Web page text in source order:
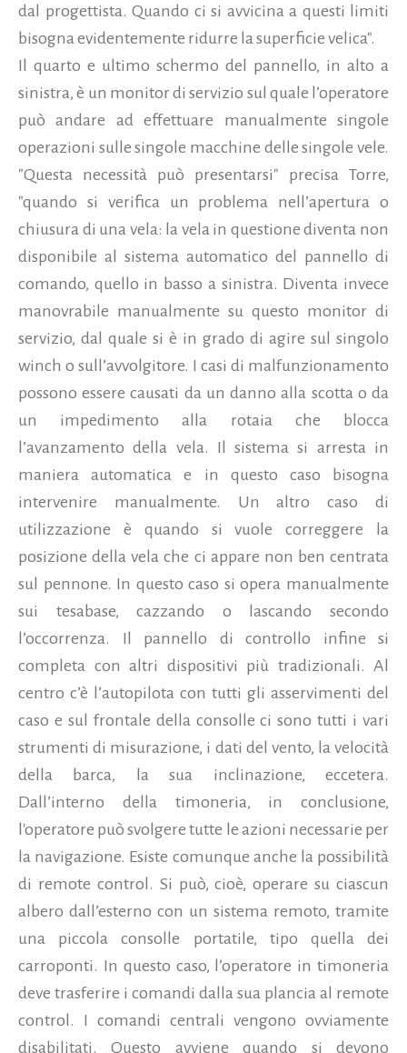
dal progettista. Quando ci si avvicina a questi limiti
bisogna evidentemente ridurre la superficie velica".
Il quarto e ultimo schermo del pannello, in alto a
sinistra, è un monitor di servizio sul quale l’operatore
può andare ad effettuare manualmente singole
operazioni sulle singole macchine delle singole vele.
"Questa necessità può presentarsi" precisa Torre,
"quando si verifica un problema nell’apertura o
chiusura di una vela: la vela in questione diventa non
disponibile al sistema automatico del pannello di
comando, quello in basso a sinistra. Diventa invece
manovrabile manualmente su questo monitor di
servizio, dal quale si è in grado di agire sul singolo
winch o sull’avvolgitore. I casi di malfunzionamento
possono essere causati da un danno alla scotta o da
un impedimento alla rotaia che blocca
l’avanzamento della vela. Il sistema si arresta in
maniera automatica e in questo caso bisogna
intervenire manualmente. Un altro caso di
utilizzazione è quando si vuole correggere la
posizione della vela che ci appare non ben centrata
sul pennone. In questo caso si opera manualmente
sui tesabase, cazzando o lascando secondo
l’occorrenza. Il pannello di controllo infine si
completa con altri dispositivi più tradizionali. Al
centro c’è l’autopilota con tutti gli asservimenti del
caso e sul frontale della consolle ci sono tutti i vari
strumenti di misurazione, i dati del vento, la velocità
della barca, la sua inclinazione, eccetera.
Dall’interno della timoneria, in conclusione,
l'operatore può svolgere tutte le azioni necessarie per
la navigazione. Esiste comunque anche la possibilità
di remote control. Si può, cioè, operare su ciascun
albero dall’esterno con un sistema remoto, tramite
una piccola consolle portatile, tipo quella dei
carroponti. In questo caso, l’operatore in timoneria
deve trasferire i comandi dalla sua plancia al remote
control. I comandi centrali vengono ovviamente
disabilitati. Questo avviene quando si devono